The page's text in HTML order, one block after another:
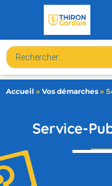
Accueil » Vos démarches »
Service-